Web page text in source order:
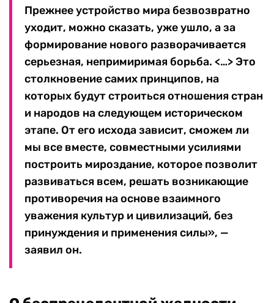
Прежнее устройство мира безвозвратно
уходит, можно сказать, уже ушло, а за
формирование нового разворачивается
серьезная, непримиримая борьба. <…> Это
столкновение самих принципов, на
которых будут строиться отношения стран
и народов на следующем историческом
этапе. От его исхода зависит, сможем ли
мы все вместе, совместными усилиями
построить мироздание, которое позволит
развиваться всем, решать возникающие
противоречия на основе взаимного
уважения культур и цивилизаций, без
принуждения и применения силы», —
заявил он.